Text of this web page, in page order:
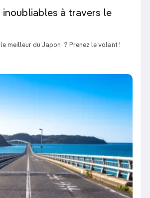
inoubliables à travers le
meilleur du Japon ? Prenez le volant !